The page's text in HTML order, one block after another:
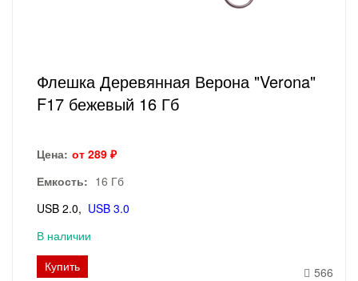
Флешка Деревянная Верона "Verona"
F17 бежевый 16 Гб
Цена: от 289 ₽
Емкость: 16 Гб
USB 2.0
USB 3.0
В наличии
Купить
566